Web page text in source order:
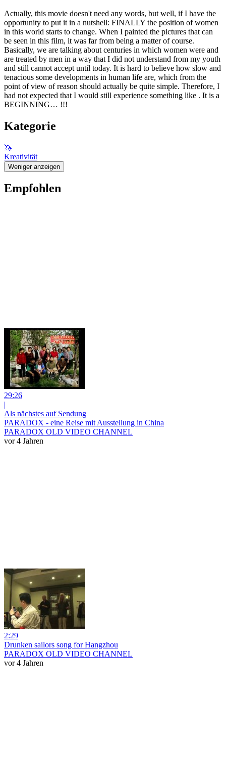
Actually, this movie doesn't need any words, but well, if I have the
opportunity to put it in a nutshell: FINALLY the position of women
in this world starts to change. When I painted the pictures that can
be seen in this film, it was far from being a matter of course.
Basically, we are talking about centuries in which women were and
are treated by men in a way that I did not understand from my youth
and still cannot accept until today. It is hard to believe how slow and
tenacious some developments in human life are, which from the
point of view of reason should actually be quite simple. Therefore, I
had not expected that I would still experience something like . It is a
BEGINNING… !!!
Kategorie
🦄
Kreativität
Weniger anzeigen
Empfohlen
29:26
|
Als nächstes auf Sendung
PARADOX - eine Reise mit Ausstellung in China
PARADOX OLD VIDEO CHANNEL
vor 4 Jahren
2:29
Drunken sailors song for Hangzhou
PARADOX OLD VIDEO CHANNEL
vor 4 Jahren